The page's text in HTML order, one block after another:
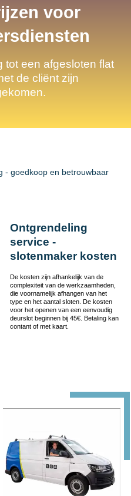
voor
tot een afgesloten flat
de cliënt zijn
- goedkoop en betrouwbaar
Ontgrendeling
service -
slotenmaker kosten
De kosten zijn afhankelijk van de
complexiteit van de werkzaamheden,
die voornamelijk afhangen van het
type en het aantal sloten. De kosten
voor het openen van een eenvoudig
deurslot beginnen bij 45€. Betaling kan
contant of met kaart.